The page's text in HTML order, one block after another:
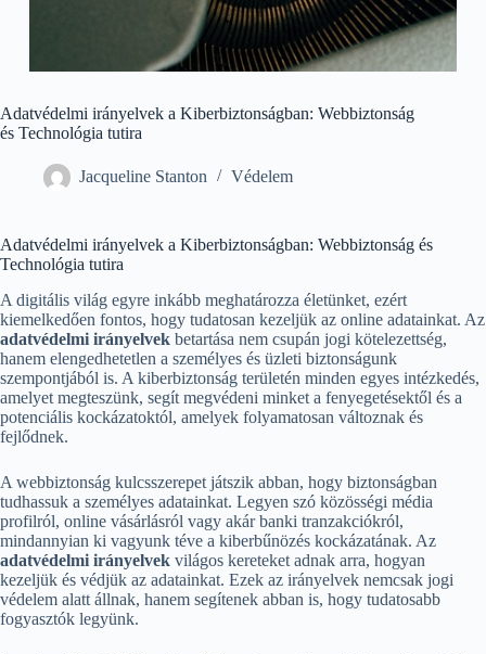
Adatvédelmi irányelvek a Kiberbiztonságban: Webbiztonság
és Technológia tutira
Jacqueline Stanton Védelem
Adatvédelmi irányelvek a Kiberbiztonságban: Webbiztonság és
Technológia tutira
A digitális világ egyre inkább meghatározza életünket, ezért
kiemelkedően fontos, hogy tudatosan kezeljük az online adatainkat. Az
adatvédelmi irányelvek betartása nem csupán jogi kötelezettség,
hanem elengedhetetlen a személyes és üzleti biztonságunk
szempontjából is. A kiberbiztonság területén minden egyes intézkedés,
amelyet megteszünk, segít megvédeni minket a fenyegetésektől és a
potenciális kockázatoktól, amelyek folyamatosan változnak és
fejlődnek.
A webbiztonság kulcsszerepet játszik abban, hogy biztonságban
tudhassuk a személyes adatainkat. Legyen szó közösségi média
profilról, online vásárlásról vagy akár banki tranzakciókról,
mindannyian ki vagyunk téve a kiberbűnözés kockázatának. Az
adatvédelmi irányelvek világos kereteket adnak arra, hogyan
kezeljük és védjük az adatainkat. Ezek az irányelvek nemcsak jogi
védelem alatt állnak, hanem segítenek abban is, hogy tudatosabb
fogyasztók legyünk.